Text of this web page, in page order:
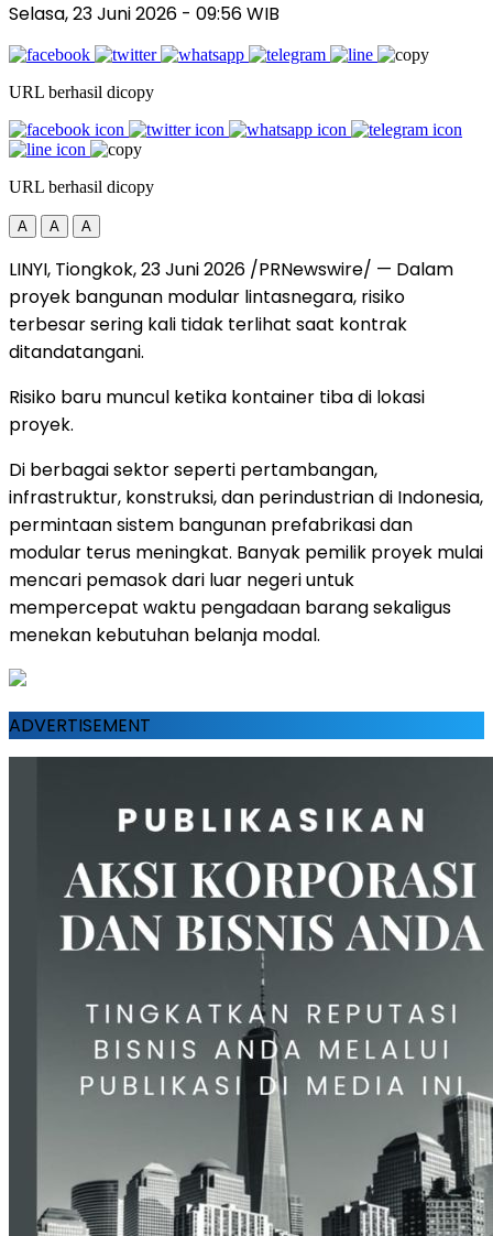
Selasa, 23 Juni 2026 - 09:56 WIB
URL berhasil dicopy
URL berhasil dicopy
A A A
LINYI, Tiongkok, 23 Juni 2026 /PRNewswire/ — Dalam
proyek bangunan modular lintasnegara, risiko
terbesar sering kali tidak terlihat saat kontrak
ditandatangani.
Risiko baru muncul ketika kontainer tiba di lokasi
proyek.
Di berbagai sektor seperti pertambangan,
infrastruktur, konstruksi, dan perindustrian di Indonesia,
permintaan sistem bangunan prefabrikasi dan
modular terus meningkat. Banyak pemilik proyek mulai
mencari pemasok dari luar negeri untuk
mempercepat waktu pengadaan barang sekaligus
menekan kebutuhan belanja modal.
ADVERTISEMENT